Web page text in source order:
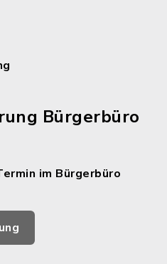
Bürgerbüro
im Bürgerbüro